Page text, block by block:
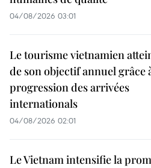
04/08/2026 03:01
Le tourisme vietnamien
de son objectif annuel grâce
progression des arrivées
internationals
04/08/2026 02:01
Le Vietnam intensifie la